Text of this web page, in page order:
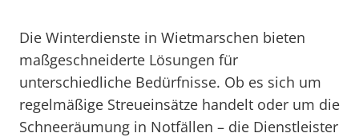
Die Winterdienste in Wietmarschen bieten
maßgeschneiderte Lösungen für
unterschiedliche Bedürfnisse. Ob es sich um
regelmäßige Streueinsätze handelt oder um die
Schneeräumung in Notfällen – die Dienstleister